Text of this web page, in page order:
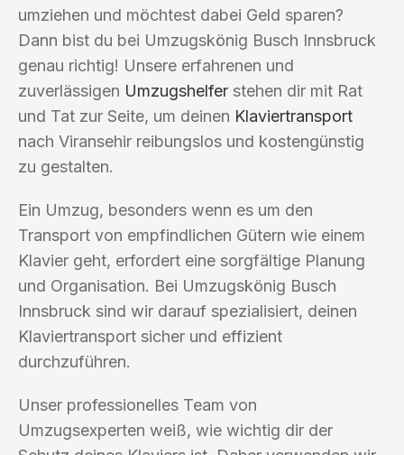
umziehen und möchtest dabei Geld sparen?
Dann bist du bei Umzugskönig Busch Innsbruck
genau richtig! Unsere erfahrenen und
zuverlässigen Umzugshelfer stehen dir mit Rat
und Tat zur Seite, um deinen Klaviertransport
nach Viransehir reibungslos und kostengünstig
zu gestalten.
Ein Umzug, besonders wenn es um den
Transport von empfindlichen Gütern wie einem
Klavier geht, erfordert eine sorgfältige Planung
und Organisation. Bei Umzugskönig Busch
Innsbruck sind wir darauf spezialisiert, deinen
Klaviertransport sicher und effizient
durchzuführen.
Unser professionelles Team von
Umzugsexperten weiß, wie wichtig dir der